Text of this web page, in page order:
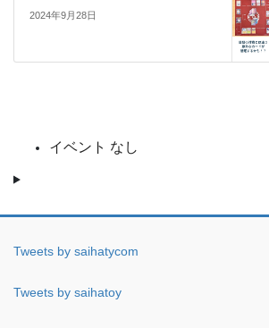
2024年9月28日
イベント なし
Tweets by saihatycom
Tweets by saihatoy